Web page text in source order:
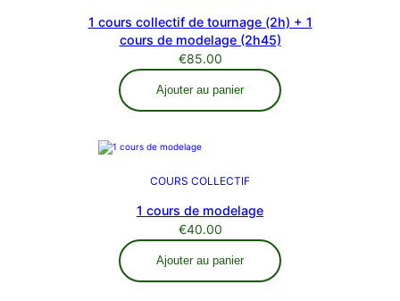
1 cours collectif de tournage (2h) + 1
cours de modelage (2h45)
€85.00
Ajouter au panier
COURS COLLECTIF
1 cours de modelage
€40.00
Ajouter au panier